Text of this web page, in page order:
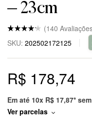
– 23cm
Nota 4.8
de 5
em
es
5
de
clientes
em
ace.
(140
SKU: 202502172125
R$ 178,74
Em até 10x R$ 17,87*
Ver parcelas